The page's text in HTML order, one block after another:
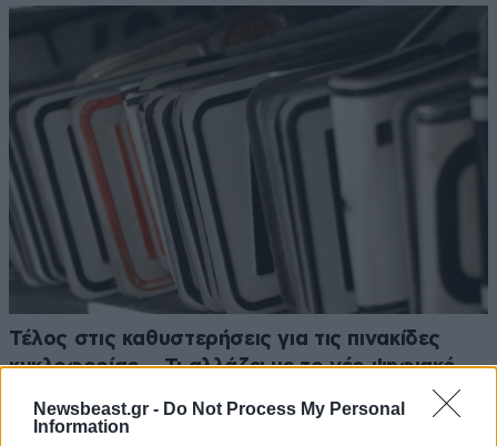
Newsbeast.gr - Do Not Process My Personal
Information
Τέλος στις καθυστερήσεις για τις πινακίδες
κυκλοφορίας – Τι αλλάζει με το νέο ψηφιακό